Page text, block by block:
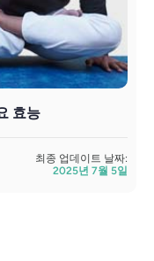
효능
최종 업데이트 날짜:
2025년 7월 5일